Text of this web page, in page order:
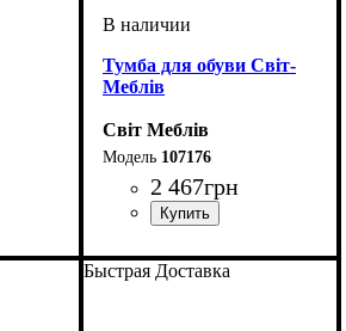
Тумба для обуви Світ-
Меблів
Світ Меблів
107176
2 467грн
Быстрая Доставка